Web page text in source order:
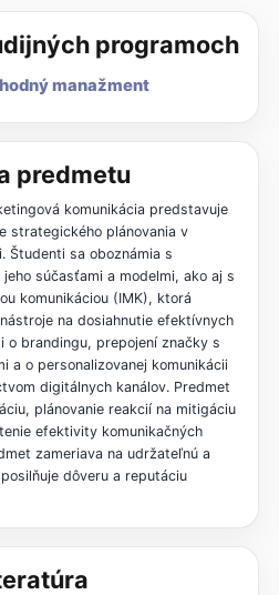
programoch
manažment
predmetu
komunikácia predstavuje
strategického plánovania v
Študenti sa oboznámia s
súčasťami a modelmi, ako aj s
komunikáciou (IMK), ktorá
na dosiahnutie efektívnych
o brandingu, prepojení značky s
a o personalizovanej komunikácii
digitálnych kanálov. Predmet
plánovanie reakcií na mitigáciu
efektivity komunikačných
zameriava na udržateľnú a
dôveru a reputáciu